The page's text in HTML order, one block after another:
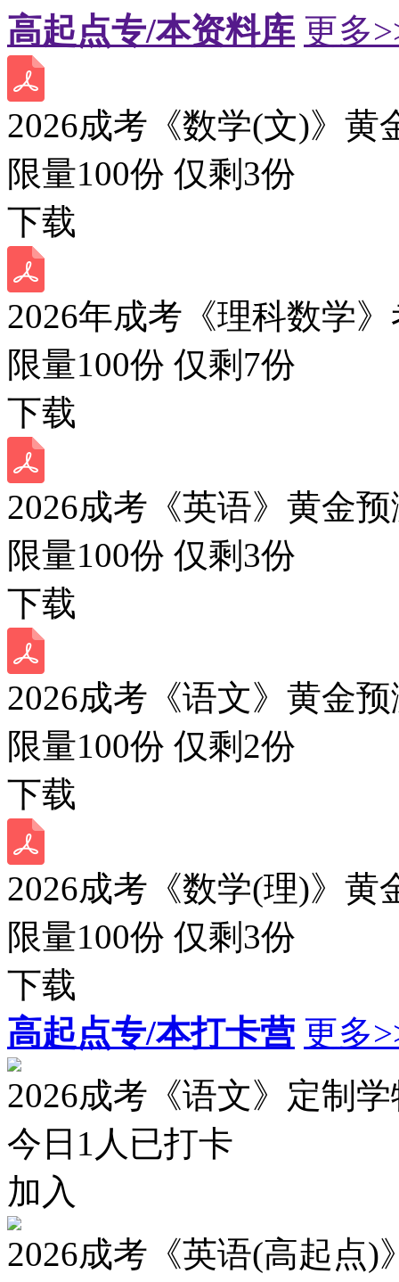
高起点专/本资料库 更多
2026成考《数学(文)》黄
限量100份 仅剩 3份
下载
2026年成考《理科数学
限量100份 仅剩 7份
下载
2026成考《英语》黄金
限量100份 仅剩 3份
下载
2026成考《语文》黄金
限量100份 仅剩 2份
下载
2026成考《数学(理)》黄
限量100份 仅剩 3份
下载
高起点专/本打卡营 更多
2026成考《语文》定制
今日 1 人已打卡
加入
2026成考《英语(高起点)